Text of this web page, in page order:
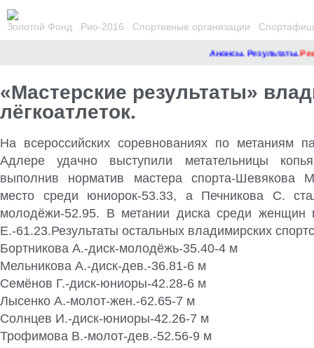
Золотой Фонд Рио-2016 Спортивные организации
Анонсы. Результаты.
«Мастерские результаты»
лёгкоатлеток.
На всероссийских соревнованиях по метаниям
Адлере удачно выступили метательницы
выполнив норматив мастера спорта-Шевякова
место среди юниорок-53.33, а Печникова С.
молодёжи-52.95. В метании диска среди женщин
Е.-61.23.Результаты остальных владимирских
Бортникова А.-диск-молодёжь-35.40-4 м
Мельникова А.-диск-дев.-36.81-6 м
Семёнов Г.-диск-юниоры-42.28-6 м
Лысенко А.-молот-жен.-62.65-7 м
Солнцев И.-диск-юниоры-42.26-7 м
Трофимова В.-молот-дев.-52.56-9 м